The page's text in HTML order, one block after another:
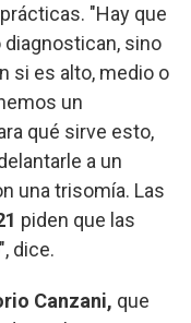
"Hay que
sino
si es alto, medio o
un
qué sirve esto,
a un
una trisomía. Las
piden que las
dice.
Canzani, que